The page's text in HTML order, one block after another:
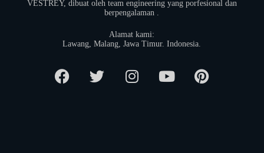
VESTREY, dibuat oleh team engineering yang porfesional dan
berpengalaman .
Alamat kami:
​Lawang, Malang, Jawa Timur. Indonesia.